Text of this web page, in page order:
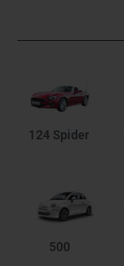
124 Spider
500